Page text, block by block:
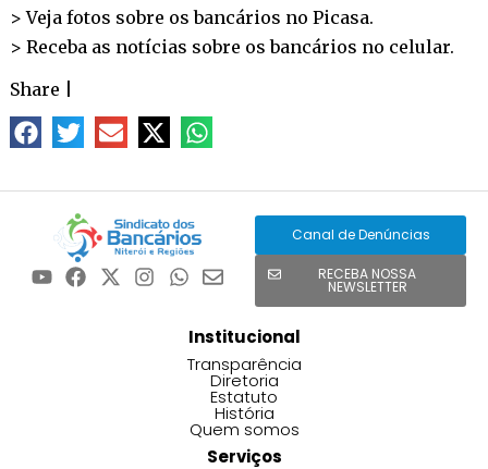
> Veja fotos sobre os bancários no Picasa.
> Receba as notícias sobre os bancários no celular.
Share
Canal de Denúncias
RECEBA NOSSA
NEWSLETTER
Institucional
Transparência
Diretoria
Estatuto
História
Quem somos
Serviços